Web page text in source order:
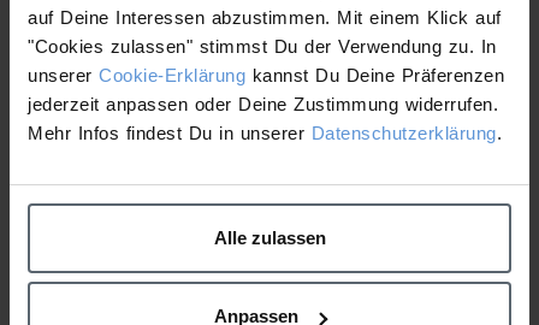
auf Deine Interessen abzustimmen. Mit einem Klick auf
"Cookies zulassen" stimmst Du der Verwendung zu. In
unserer Cookie-Erklärung kannst Du Deine Präferenzen
jederzeit anpassen oder Deine Zustimmung widerrufen.
Mehr Infos findest Du in unserer Datenschutzerklärung.
Alle zulassen
Anpassen
758.19 KB
Download
Studie